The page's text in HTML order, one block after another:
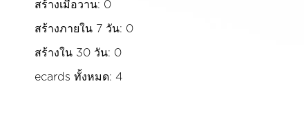
สร้างเมื่อวาน: 0
สร้างภายใน 7 วัน: 0
สร้างใน 30 วัน: 0
ecards ทั้งหมด: 4